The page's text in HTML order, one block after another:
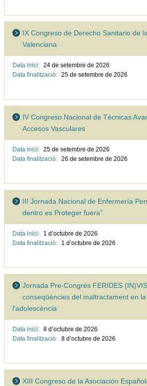
IX Congreso de Derecho Sanitario de
Valenciana
Data inici: 24 de setembre de 2026
Data finalització: 25 de setembre de 2026
IV Congreso Nacional de Técnicas
Accesos Vasculares
Data inici: 25 de setembre de 2026
Data finalització: 26 de setembre de 2026
III Jornada Nacional de Enfermería
dentro es Proteger fuera”
Data inici: 1 d’octubre de 2026
Data finalització:
1 d’octubre de 2026
Jornada Pre-Congrés FERIDES
conseqüències del maltractament en
l'adolescència
Data inici: 8 d’octubre de 2026
Data finalització: 8 d’octubre de 2026
XIII Congreso de la Asociación